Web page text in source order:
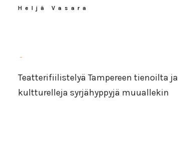
Heljä Vasara
Teatterifiilistelyä Tampereen tienoilta ja
kultturelleja syrjähyppyjä muuallekin